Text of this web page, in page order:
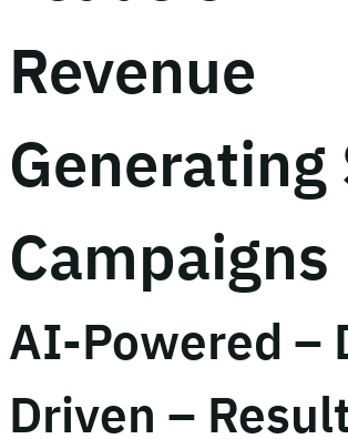
Revenue
Generating
Campaigns
AI-Powered –
Driven –